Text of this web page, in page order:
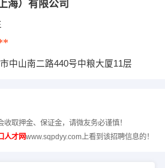
海）有限公司
市中山南二路440号中粮大厦11层
取押金、保证金，请微友务必谨慎！
人才网www.sqpdyy.com上看到该招聘信息的！